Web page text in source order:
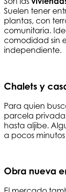
Suelen tener
plantas, con
comunitaria.
comodidad sin
independiente.
Chalets y
Para quien
parcela
hasta aljibe.
a pocos
Obra nueva